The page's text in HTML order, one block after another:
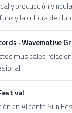
y producción
y la cultura de club.
· Wavemotive
musicales
en Alicante Sun